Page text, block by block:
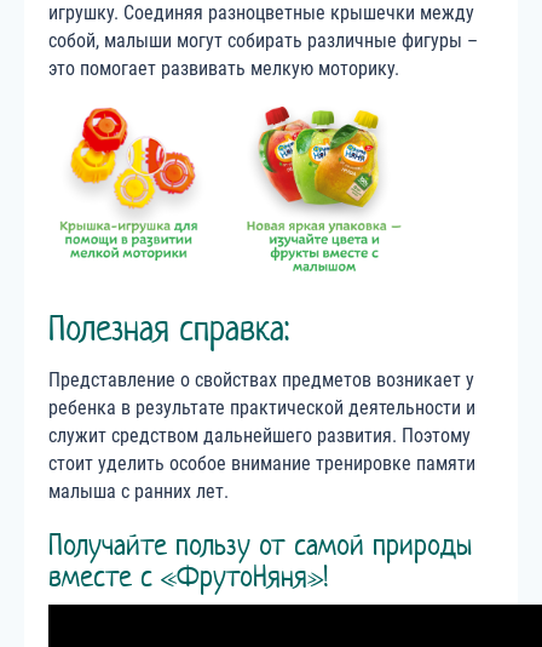
игрушку. Соединяя разноцветные крышечки между
собой, малыши могут собирать различные фигуры –
это помогает развивать мелкую моторику.
Полезная справка:
Представление о свойствах предметов возникает у
ребенка в результате практической деятельности и
служит средством дальнейшего развития. Поэтому
стоит уделить особое внимание тренировке памяти
малыша с ранних лет.
Получайте пользу от самой природы
вместе с «ФрутоНяня»!